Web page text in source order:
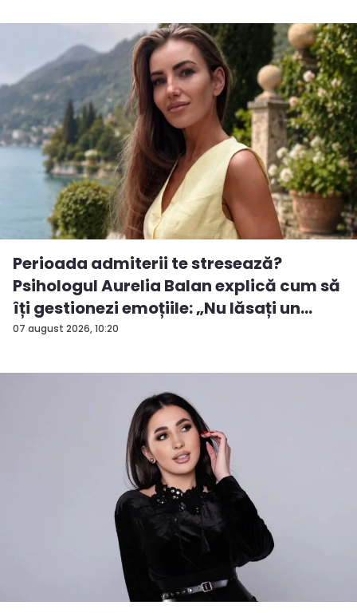
07 august 2026, 10:20
Perioada admiterii te stresează?
Psihologul Aurelia Balan explică cum să
îți gestionezi emoțiile: „Nu lăsați un
rezu...